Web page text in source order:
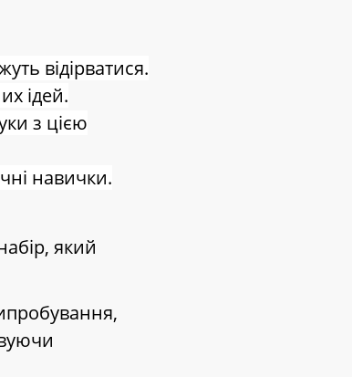
відірватися.
ідей.
з цією
навички.
який